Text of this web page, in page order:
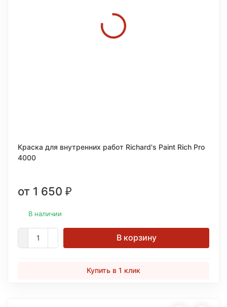
Краска для внутренних работ Richard's Paint Rich Pro
4000
от 1 650 ₽
В наличии
В корзину
Купить в 1 клик